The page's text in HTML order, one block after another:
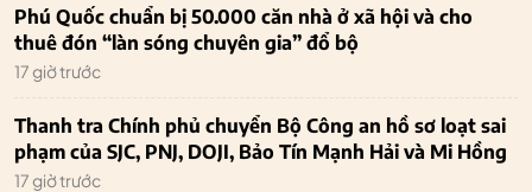
Phú Quốc chuẩn bị 50.000 căn nhà ở xã hội và cho
thuê đón “làn sóng chuyên gia” đổ bộ
17 giờ trước
Thanh tra Chính phủ chuyển Bộ Công an hồ sơ loạt sai
phạm của SJC, PNJ, DOJI, Bảo Tín Mạnh Hải và Mi Hồng
17 giờ trước